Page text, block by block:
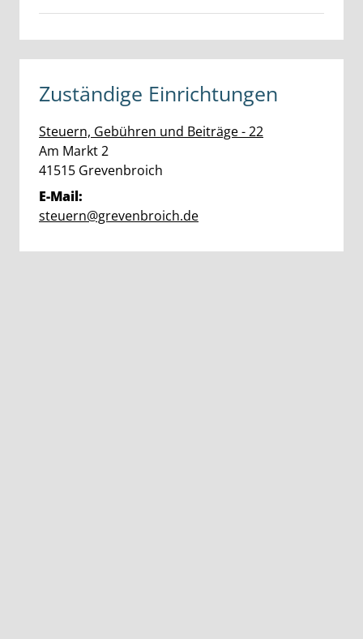
Zuständige Einrichtungen
Steuern, Gebühren und Beiträge - 22
Straße:
Am Markt Hausnummer:
2
PLZ:
41515 Ort:
Grevenbroich
E-Mail:
steuern@grevenbroich.de